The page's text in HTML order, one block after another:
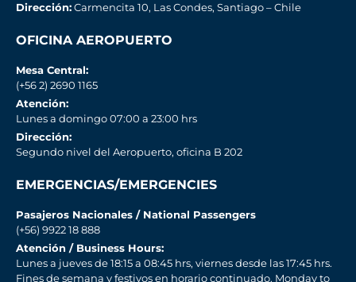
Dirección:Carmencita 10, Las Condes, Santiago – Chile
OFICINA AEROPUERTO
Mesa Central:
(+56 2) 2690 1165
Atención:
Lunes a domingo 07:00 a 23:00 hrs
Dirección:
Segundo nivel del Aeropuerto, oficina B 202
EMERGENCIAS/EMERGENCIES
Pasajeros Nacionales / National Passengers
(+56) 9922 18 888
Atención / Business Hours:
Lunes a jueves de 18:15 a 08:45 hrs, viernes desde las 17:45 hrs.
Fines de semana y festivos en horario continuado. Monday to